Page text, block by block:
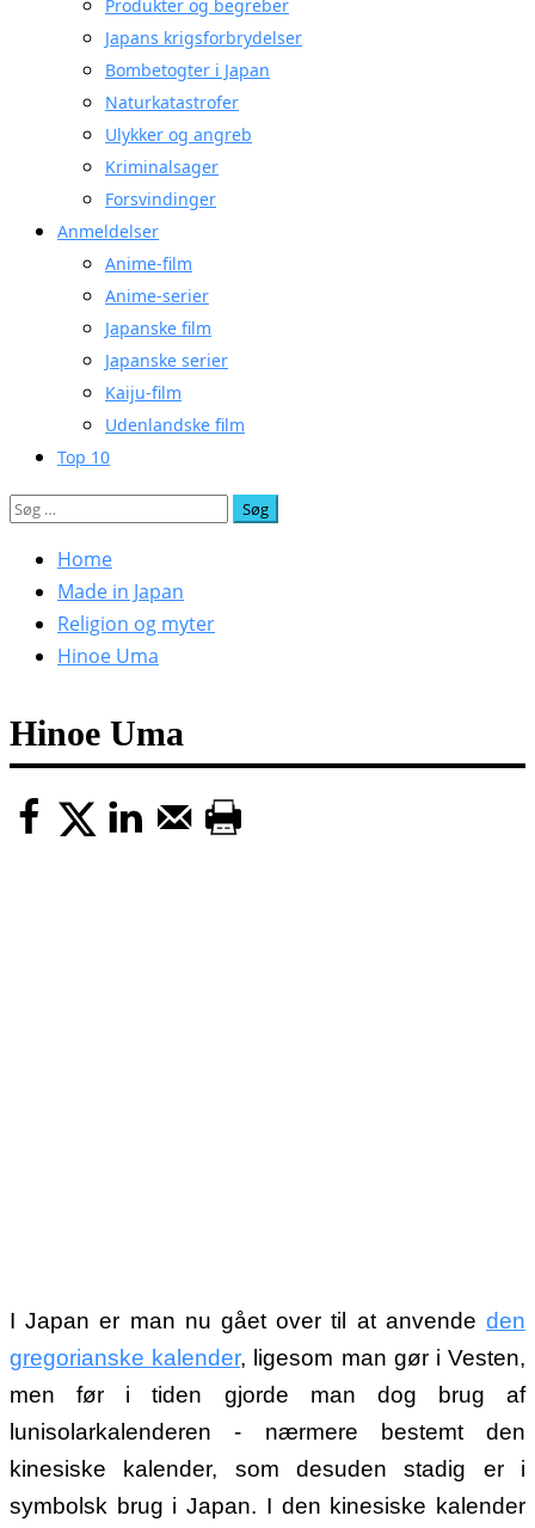
Produkter og begreber
Japans krigsforbrydelser
Bombetogter i Japan
Naturkatastrofer
Ulykker og angreb
Kriminalsager
Forsvindinger
Anmeldelser
Anime-film
Anime-serier
Japanske film
Japanske serier
Kaiju-film
Udenlandske film
Top 10
Søg
Home
Made in Japan
Religion og myter
Hinoe Uma
Hinoe Uma
I Japan er man nu gået over til at anvende den
gregorianske kalender, ligesom man gør i Vesten,
men før i tiden gjorde man dog brug af
lunisolarkalenderen - nærmere bestemt den
kinesiske kalender, som desuden stadig er i
symbolsk brug i Japan. I den kinesiske kalender